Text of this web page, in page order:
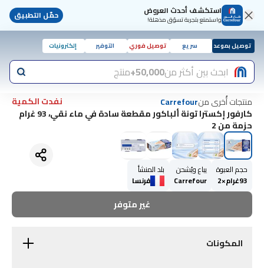
استكشف أحدث العروض
واستمتع بتجربة تسوّق مذهلة! حمّل التطبيق
توصيل بموعد سريع توصيل فوري التوفير إلكترونيات
ابحث بين أكثر من50,000+ منتج
منتجات أُخرى منCarrefour
نفدت الكمية
كارفور إكسترا تونة ألباكور مقطعة سادة في ماء نقي، 93 غرام
حزمة من 2
حجم العبوة
93غرام×2
يباع ويُشحن
Carrefour
بلد المنشأ
فرنسا
غير متوفر
المكونات